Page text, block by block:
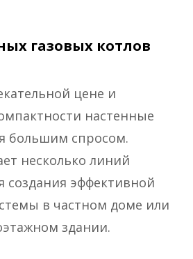
газовых котлов
цене и
настенные
большим спросом.
несколько линий
создания эффективной
в частном доме или
здании.